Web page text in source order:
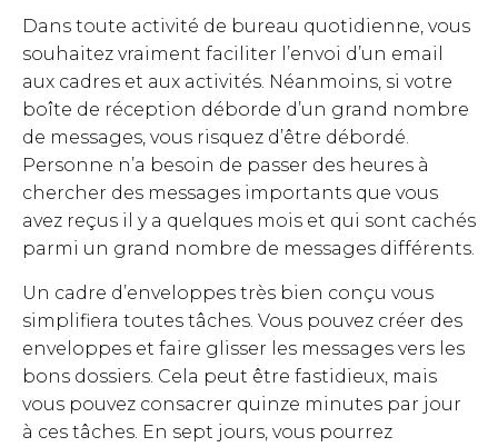
Dans toute activité de bureau quotidienne, vous
souhaitez vraiment faciliter l’envoi d’un email
aux cadres et aux activités. Néanmoins, si votre
boîte de réception déborde d’un grand nombre
de messages, vous risquez d’être débordé.
Personne n’a besoin de passer des heures à
chercher des messages importants que vous
avez reçus il y a quelques mois et qui sont cachés
parmi un grand nombre de messages différents.
Un cadre d’enveloppes très bien conçu vous
simplifiera toutes tâches. Vous pouvez créer des
enveloppes et faire glisser les messages vers les
bons dossiers. Cela peut être fastidieux, mais
vous pouvez consacrer quinze minutes par jour
à ces tâches. En sept jours, vous pourrez